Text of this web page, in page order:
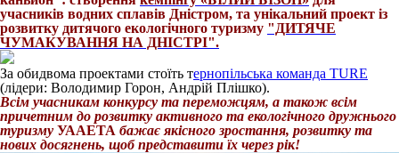
учасників водних сплавів Дністром, та унікальний проект із
розвитку дитячого екологічного туризму "ДИТЯЧЕ
ЧУМАКУВАННЯ НА ДНІСТРІ".
За обидвома проектами стоїть тернопільська команда TURE
(лідери: Володимир Горон, Андрій Плішко).
Всім учасникам конкурсу та переможцям, а також всім
причетним до розвитку активного та екологічного дружнього
туризму УААЕТА бажає якісного зростання, розвитку та
нових досягнень, щоб представити їх через рік!